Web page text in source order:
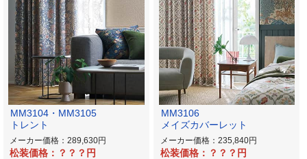
MM3104・MM3105
トレント
メーカー価格：289,630
松装価格：？？？
MM3106
メイズカバーレット
メーカー価格：235,840
松装価格：？？？